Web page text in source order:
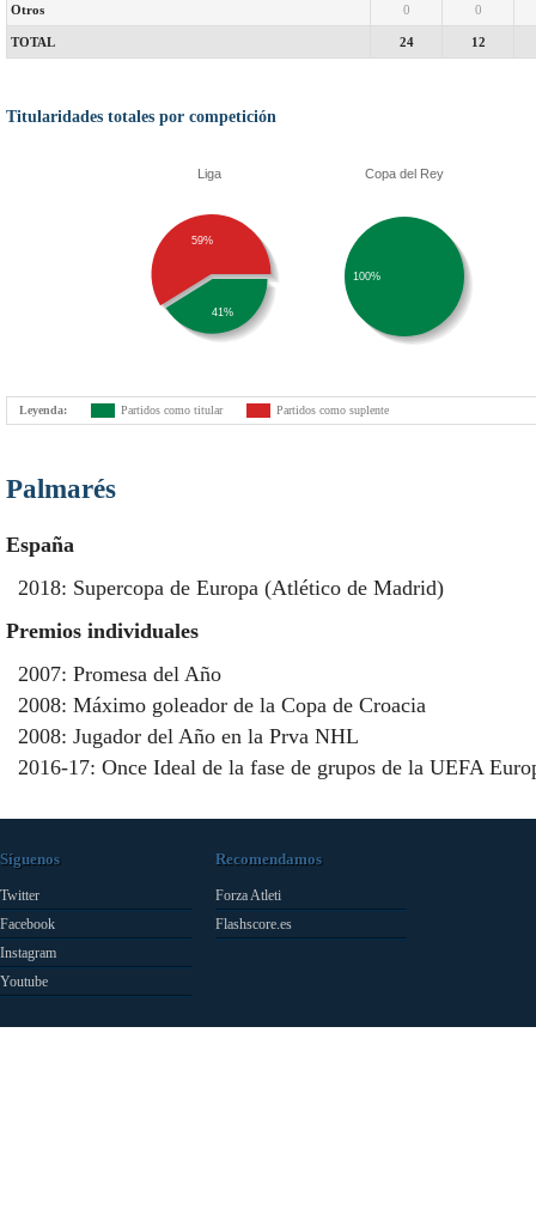
Otros 0 0
TOTAL 24 12
Titularidades totales por competición
Liga
41%
59%
Copa del Rey
100%
Leyenda: Partidos como titular Partidos como suplente
Palmarés
España
2018: Supercopa de Europa (Atlético de Madrid)
Premios individuales
2007: Promesa del Año
2008: Máximo goleador de la Copa de Croacia
2008: Jugador del Año en la Prva NHL
2016-17: Once Ideal de la fase de grupos de la UEFA
Síguenos
Twitter
Facebook
Instagram
Youtube
Recomendamos
Forza Atleti
Flashscore.es